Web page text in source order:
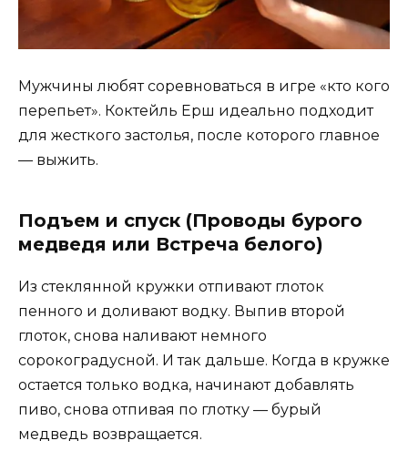
Мужчины любят соревноваться в игре «кто кого
перепьет». Коктейль Ерш идеально подходит
для жесткого застолья, после которого главное
— выжить.
Подъем и спуск (Проводы бурого
медведя или Встреча белого)
Из стеклянной кружки отпивают глоток
пенного и доливают водку. Выпив второй
глоток, снова наливают немного
сорокоградусной. И так дальше. Когда в кружке
остается только водка, начинают добавлять
пиво, снова отпивая по глотку — бурый
медведь возвращается.